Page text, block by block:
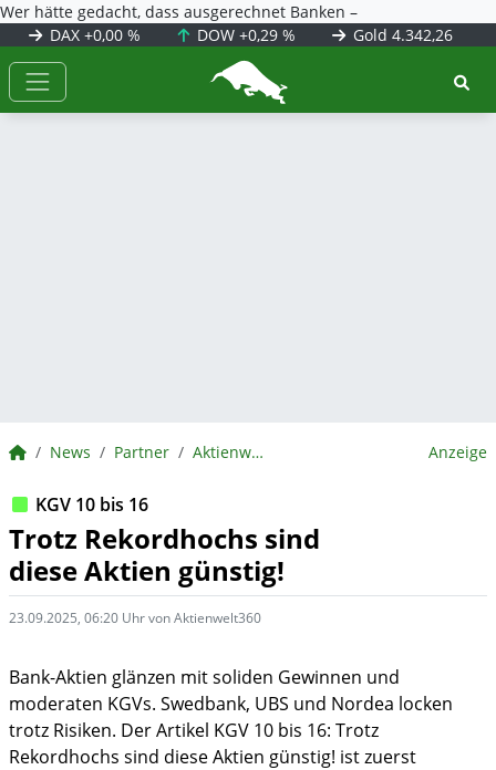
Wer hätte gedacht, dass ausgerechnet Banken –
DAX +0,00 % DOW+0,29 % Gold 4.342,26
BörsenNEWS.de
BörsenNEWS.de
News Partner Aktienwelt360 Anzeige
KGV 10 bis 16
Trotz Rekordhochs sind
diese Aktien günstig!
23.09.2025, 06:20 Uhr von Aktienwelt360
Bank-Aktien glänzen mit soliden Gewinnen und
moderaten KGVs. Swedbank, UBS und Nordea locken
trotz Risiken. Der Artikel KGV 10 bis 16: Trotz
Rekordhochs sind diese Aktien günstig! ist zuerst